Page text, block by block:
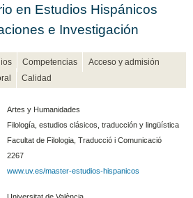
en Estudios Hispánicos
e Investigación
Competencias
Acceso y admisión
Calidad
Artes y Humanidades
Filología, estudios clásicos, traducción y lingüística
Facultat de Filologia, Traducció i Comunicació
2267
www.uv.es/master-estudios-hispanicos